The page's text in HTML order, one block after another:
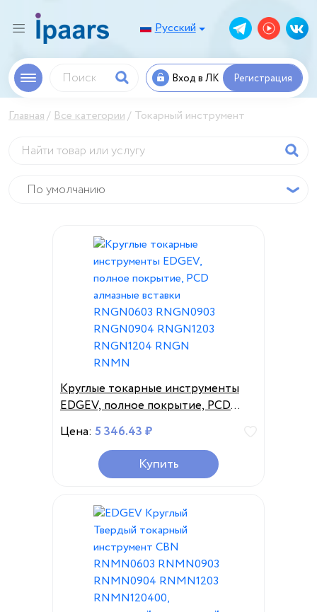
Русский
Вход в ЛК Регистрация
Главная Все категории Токарный инструмент
Круглые токарные инструменты
EDGEV, полное покрытие, PCD
алмазные вставки RNGN0603
RNGN0903 RNGN0904 RNGN1203
RNGN1204 RNGN RNMN
Цена: 5 346.43 ₽
Купить